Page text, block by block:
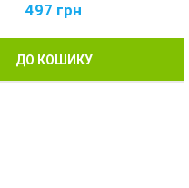
497 грн
ДО КОШИКУ